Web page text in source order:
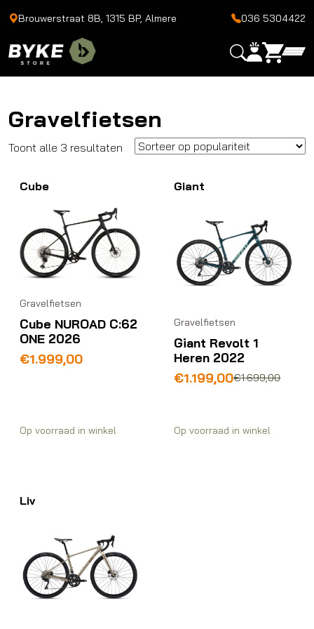
Brouwerstraat 8B, 1315 BP, Almere 036 5304422
Gravelfietsen
Toont alle 3 resultaten Gesorteerd
populariteit
Cube
Gravelfietsen
Cube NUROAD C:62
ONE 2026
€1.999,00
Op voorraad in winkel
Giant
Gravelfietsen
Giant Revolt 1
Heren 2022
€1.699,00
Oorspronkelijke
€1.199,00
Huidige
Op voorraad in winkel
Liv